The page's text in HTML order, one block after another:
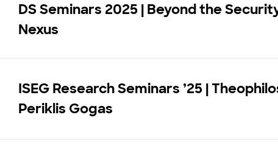
DS Seminars 2025 | Beyond the
Nexus
ISEG Research Seminars ’25 |
Periklis Gogas